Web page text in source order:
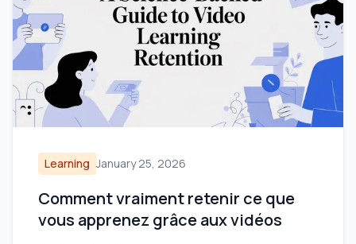
Learning January 25, 2026
Comment vraiment retenir ce que
vous apprenez grâce aux vidéos